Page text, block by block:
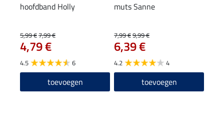
hoofdband Holly
5,99 €7,99 €
4,79 €
4.5 6
toevoegen
muts Sanne
7,99 €9,99 €
6,39 €
4.2 4
toevoegen